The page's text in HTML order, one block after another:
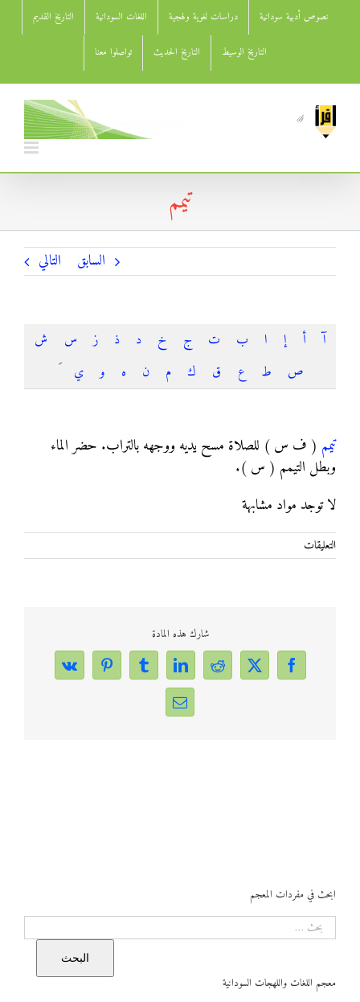
نصوص أدبية سودانية دراسات لغوية ولهجية اللغات السودانية التاريخ القديم
التاريخ الوسيط التاريخ الحديث تواصلوا معنا
تيمم
السابق التالي
آ أ إ ا ب ت ج خ د ذ ز س
ش
ص
ط ع ق ك م ن ه و ي
تيمم ( ف س ) للصلاة مسح يديه ووجهه بالتراب. حضر الماء
وبطل التيمم ( س ).
لا توجد مواد مشابهة
التعليقات
تيمم
شارك هذه المادة
Facebook
X
Reddit
LinkedIn
Tumblr
Pinterest
Vk
Email
ابحث في مفردات المعجم
البحث
البحث
معجم اللغات واللهجات السودانية